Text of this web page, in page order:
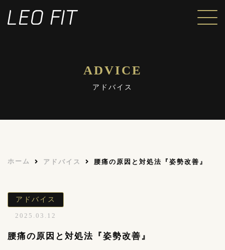
ADVICE
アドバイス
ホーム アドバイス 腰痛の原因と対処法『姿勢改善』
アドバイス
2025.03.12
腰痛の原因と対処法『姿勢改善』